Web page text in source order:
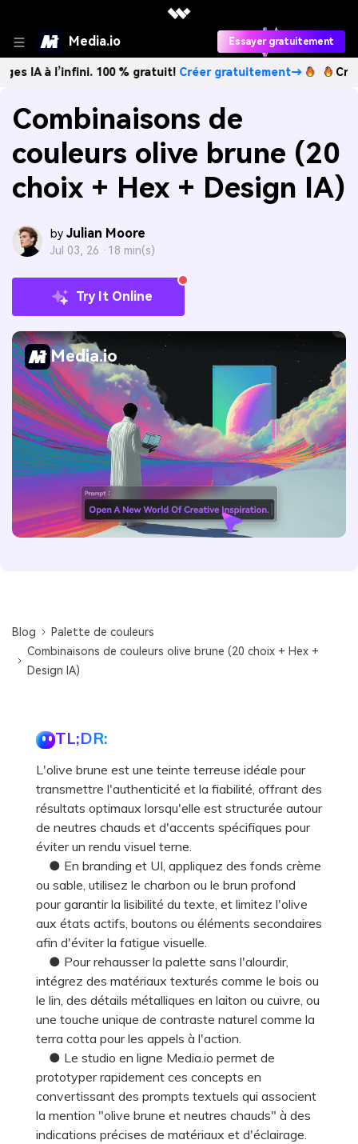
Media.io Essayer gratuitement
100 % gratuit!Créer gratuitement→ Créez des
Combinaisons de
couleurs olive brune (20
choix + Hex + Design IA)
by Julian Moore
Jul 03, 26 · 18 min(s)
Try It Online
Media.io
Blog
Palette de couleurs
Combinaisons de couleurs olive brune (20 choix + Hex +
Design IA)
TL;DR:
L'olive brune est une teinte terreuse idéale pour
transmettre l'authenticité et la fiabilité, offrant des
résultats optimaux lorsqu'elle est structurée autour
de neutres chauds et d'accents spécifiques pour
éviter un rendu visuel terne.
● En branding et UI, appliquez des fonds crème
ou sable, utilisez le charbon ou le brun profond
pour garantir la lisibilité du texte, et limitez l'olive
aux états actifs, boutons ou éléments secondaires
afin d'éviter la fatigue visuelle.
● Pour rehausser la palette sans l'alourdir,
intégrez des matériaux texturés comme le bois ou
le lin, des détails métalliques en laiton ou cuivre, ou
une touche unique de contraste naturel comme la
terra cotta pour les appels à l'action.
● Le studio en ligne Media.io permet de
prototyper rapidement ces concepts en
convertissant des prompts textuels qui associent
la mention "olive brune et neutres chauds" à des
indications précises de matériaux et d'éclairage.